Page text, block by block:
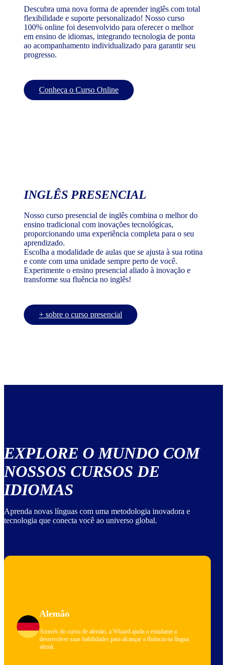
Descubra uma nova forma de aprender inglês com total
flexibilidade e suporte personalizado! Nosso curso
100% online foi desenvolvido para oferecer o melhor
em ensino de idiomas, integrando tecnologia de ponta
ao acompanhamento individualizado para garantir seu
progresso.
Conheça o Curso Online
INGLÊS PRESENCIAL
Nosso curso presencial de inglês combina o melhor do
ensino tradicional com inovações tecnológicas,
proporcionando uma experiência completa para o seu
aprendizado.
Escolha a modalidade de aulas que se ajusta à sua rotina
e conte com uma unidade sempre perto de você.
Experimente o ensino presencial aliado à inovação e
transforme sua fluência no inglês!
+ sobre o curso presencial
EXPLORE O MUNDO COM
NOSSOS CURSOS DE
IDIOMAS
Aprenda novas línguas com uma metodologia inovadora e
tecnologia que conecta você ao universo global.
Alemão
Através do curso de alemão, a Wizard ajuda o estudante a
desenvolver suas habilidades para alcançar a fluência na língua
alemã.